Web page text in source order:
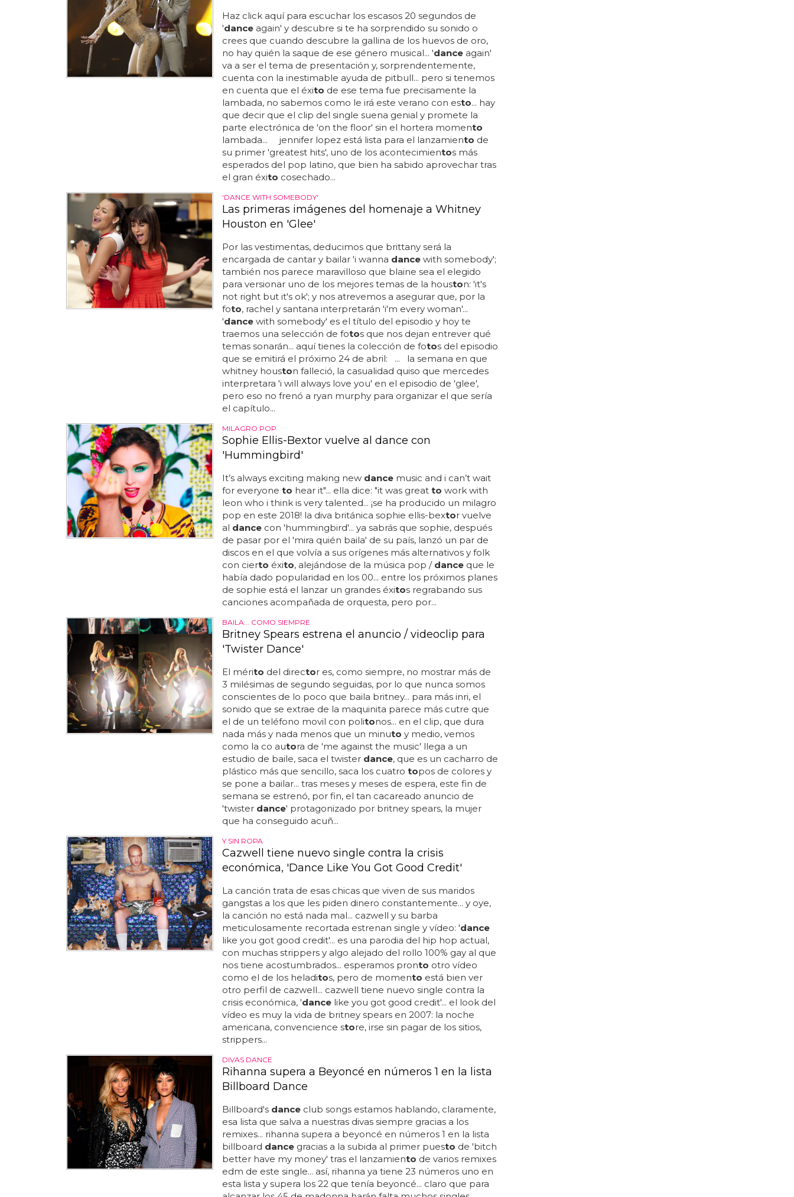
Haz click aquí para escuchar los escasos 20 segundos de
'danceagain' y descubre si te ha sorprendido su sonido o
crees que cuando descubre la gallina de los huevos de oro,
no hay quién la saque de ese género musical... 'danceagain'
va a ser el tema de presentación y, sorprendentemente,
cuenta con la inestimable ayuda de pitbull... pero si tenemos
en cuenta que el éxito de ese tema fue precisamente la
lambada, no sabemos como le irá este verano con esto... hay
que decir que el clip del single suena genial y promete la
parte electrónica de 'on the floor' sin el hortera momento
lambada... jennifer lopez está lista para el lanzamiento de
su primer 'greatest hits', uno de los acontecimientos más
esperados del pop latino, que bien ha sabido aprovechar tras
el gran éxito cosechado...
'DANCE WITH SOMEBODY'
Las primeras imágenes del homenaje a Whitney
Houston en 'Glee'
Por las vestimentas, deducimos que brittany será la
encargada de cantar y bailar 'i wanna dancewith somebody';
también nos parece maravilloso que blaine sea el elegido
para versionar uno de los mejores temas de la houston: 'it's
not right but it's ok'; y nos atrevemos a asegurar que, por la
foto, rachel y santana interpretarán 'i'm every woman'...
'dancewith somebody' es el título del episodio y hoy te
traemos una selección de fotos que nos dejan entrever qué
temas sonarán... aquí tienes la colección de fotos del episodio
que se emitirá el próximo 24 de abril: ... la semana en que
whitney houston falleció, la casualidad quiso que mercedes
interpretara 'i will always love you' en el episodio de 'glee',
pero eso no frenó a ryan murphy para organizar el que sería
el capítulo...
MILAGRO POP
Sophie Ellis-Bextor vuelve al dance con
'Hummingbird'
It’s always exciting making new dancemusic and i can’t wait
for everyone to hear it"... ella dice: "it was great to work with
leon who i think is very talented... ¡se ha producido un milagro
pop en este 2018! la diva británica sophie ellis-bextor vuelve
al dancecon 'hummingbird'... ya sabrás que sophie, después
de pasar por el 'mira quién baila' de su país, lanzó un par de
discos en el que volvía a sus orígenes más alternativos y folk
con cierto éxito, alejándose de la música pop / danceque le
había dado popularidad en los 00... entre los próximos planes
de sophie está el lanzar un grandes éxitos regrabando sus
canciones acompañada de orquesta, pero por...
BAILA... COMO SIEMPRE
Britney Spears estrena el anuncio / videoclip para
'Twister Dance'
El mérito del director es, como siempre, no mostrar más de
3 milésimas de segundo seguidas, por lo que nunca somos
conscientes de lo poco que baila britney... para más inri, el
sonido que se extrae de la maquinita parece más cutre que
el de un teléfono movil con politonos... en el clip, que dura
nada más y nada menos que un minuto y medio, vemos
como la co autora de 'me against the music' llega a un
estudio de baile, saca el twister dance, que es un cacharro de
plástico más que sencillo, saca los cuatro topos de colores y
se pone a bailar... tras meses y meses de espera, este fin de
semana se estrenó, por fin, el tan cacareado anuncio de
'twister dance' protagonizado por britney spears, la mujer
que ha conseguido acuñ...
Y SIN ROPA
Cazwell tiene nuevo single contra la crisis
económica, 'Dance Like You Got Good Credit'
La canción trata de esas chicas que viven de sus maridos
gangstas a los que les piden dinero constantemente... y oye,
la canción no está nada mal... cazwell y su barba
meticulosamente recortada estrenan single y vídeo: 'dance
like you got good credit'... es una parodia del hip hop actual,
con muchas strippers y algo alejado del rollo 100% gay al que
nos tiene acostumbrados... esperamos pronto otro vídeo
como el de los heladitos, pero de momento está bien ver
otro perfil de cazwell... cazwell tiene nuevo single contra la
crisis económica, 'dancelike you got good credit'... el look del
vídeo es muy la vida de britney spears en 2007: la noche
americana, convencience store, irse sin pagar de los sitios,
strippers...
DIVAS DANCE
Rihanna supera a Beyoncé en números 1 en la lista
Billboard Dance
Billboard's danceclub songs estamos hablando, claramente,
esa lista que salva a nuestras divas siempre gracias a los
remixes... rihanna supera a beyoncé en números 1 en la lista
billboard dancegracias a la subida al primer puesto de 'bitch
better have my money' tras el lanzamiento de varios remixes
edm de este single... así, rihanna ya tiene 23 números uno en
esta lista y supera los 22 que tenía beyoncé... claro que para